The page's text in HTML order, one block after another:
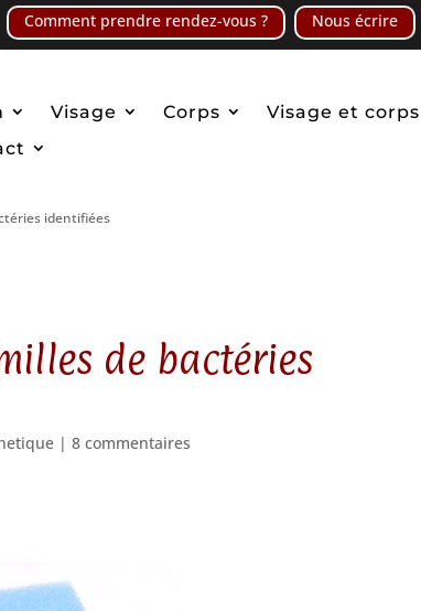
Comment prendre rendez-vous ? Nous écrire
Visage Corps Visage et corps
identifiées
de bactéries
|8 commentaires